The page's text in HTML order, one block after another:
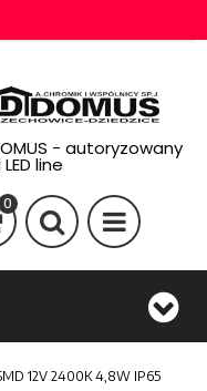
- autoryzowany
line
0
12V 2400K 4,8W IP65